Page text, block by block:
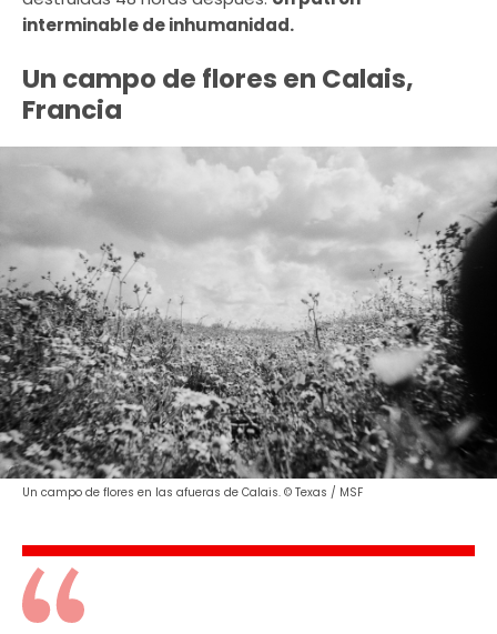
interminable de inhumanidad.
Un campo de flores en Calais,
Francia
Un campo de flores en las afueras de Calais. © Texas / MSF